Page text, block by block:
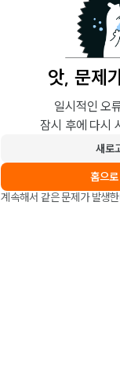
앗, 문제
일시적인 오
잠시 후에 다시
새로
홈으
계속해서 같은 문제가 발생